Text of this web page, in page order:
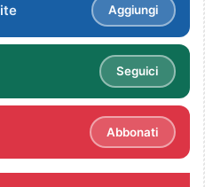
Aggiungi
Seguici
Abbonati